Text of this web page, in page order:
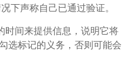
下声称自己已通过验证。
时间来提供信息，说明它将
选标记的义务，否则可能会